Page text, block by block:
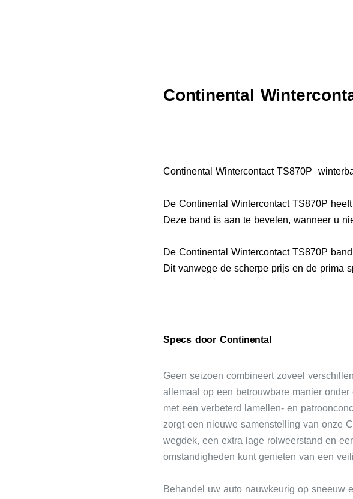
Continental
Continental Wintercontact TS870P
De Continental Wintercontact TS870P
Deze band is aan te bevelen, wanneer u
De Continental Wintercontact TS870P
Dit vanwege de scherpe prijs en de prima
Specs door Continental
Geen seizoen combineert zoveel
allemaal op een betrouwbare manier
met een verbeterd lamellen- en
zorgt een nieuwe samenstelling van onze
wegdek, een extra lage rolweerstand en
omstandigheden kunt genieten van een
Behandel uw auto nauwkeurig op sneeuw